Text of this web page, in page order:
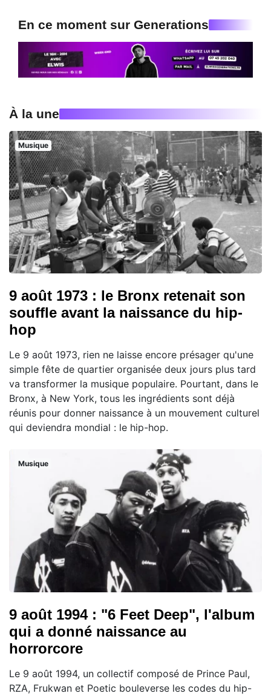
En ce moment sur Generations
À la une
Musique
9 août 1973 : le Bronx retenait son
souffle avant la naissance du hip-
hop
Le 9 août 1973, rien ne laisse encore présager qu'une
simple fête de quartier organisée deux jours plus tard
va transformer la musique populaire. Pourtant, dans le
Bronx, à New York, tous les ingrédients sont déjà
réunis pour donner naissance à un mouvement culturel
qui deviendra mondial : le hip-hop.
Musique
9 août 1994 : "6 Feet Deep", l'album
qui a donné naissance au
horrorcore
Le 9 août 1994, un collectif composé de Prince Paul,
RZA, Frukwan et Poetic bouleverse les codes du hip-